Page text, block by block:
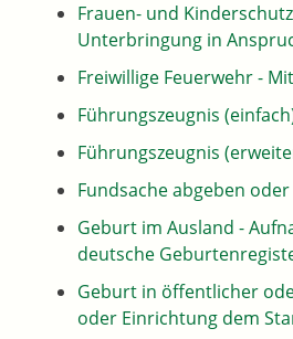
Frauen- und
Unterbringung in
Freiwillige Feuerwehr -
Führungszeugnis
Führungszeugnis
Fundsache abgeben
Geburt im Ausland -
deutsche
Geburt in öffentlicher
oder Einrichtung dem